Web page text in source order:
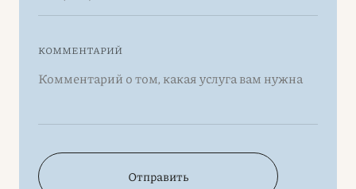
КОММЕНТАРИЙ
Отправить